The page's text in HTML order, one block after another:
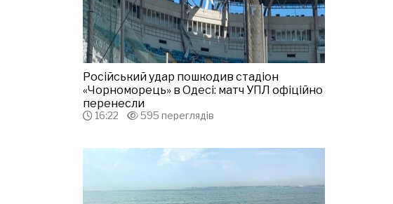
Російський удар пошкодив стадіон
«Чорноморець» в Одесі: матч УПЛ офіційно
перенесли
16:22 595 переглядів